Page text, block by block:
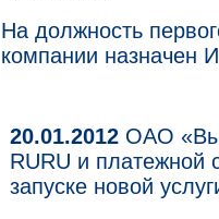
На должность
компании назначен
20.01.2012 ОАО
RURU и платежной
запуске новой